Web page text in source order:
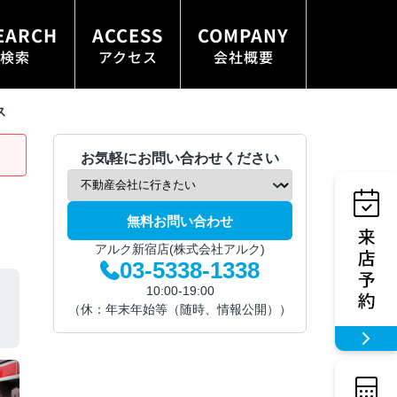
索
ACCESS
アクセス
COMPANY
会社概要
お気軽にお問い合わせください
無料お問い合わせ
アルク新宿店(株式会社アルク)
03-5338-1338
10:00-19:00
（休：年末年始等（随時、情報公開））